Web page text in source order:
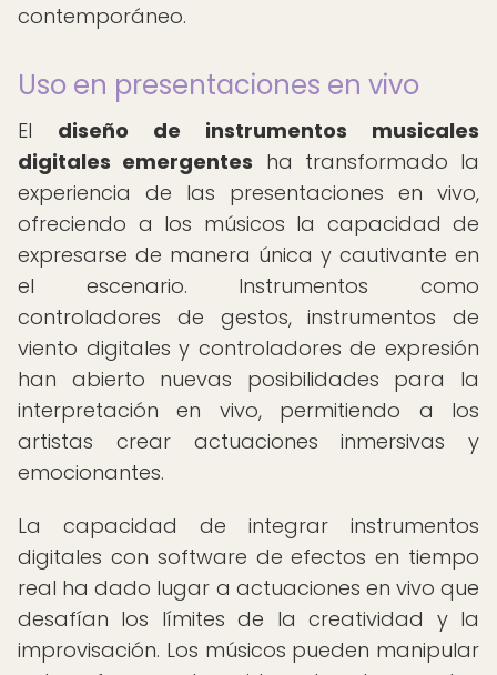
contemporáneo.
Uso en presentaciones en vivo
El diseño de instrumentos musicales
digitales emergentes ha transformado la
experiencia de las presentaciones en vivo,
ofreciendo a los músicos la capacidad de
expresarse de manera única y cautivante en
el escenario. Instrumentos como
controladores de gestos, instrumentos de
viento digitales y controladores de expresión
han abierto nuevas posibilidades para la
interpretación en vivo, permitiendo a los
artistas crear actuaciones inmersivas y
emocionantes.
La capacidad de integrar instrumentos
digitales con software de efectos en tiempo
real ha dado lugar a actuaciones en vivo que
desafían los límites de la creatividad y la
improvisación. Los músicos pueden manipular